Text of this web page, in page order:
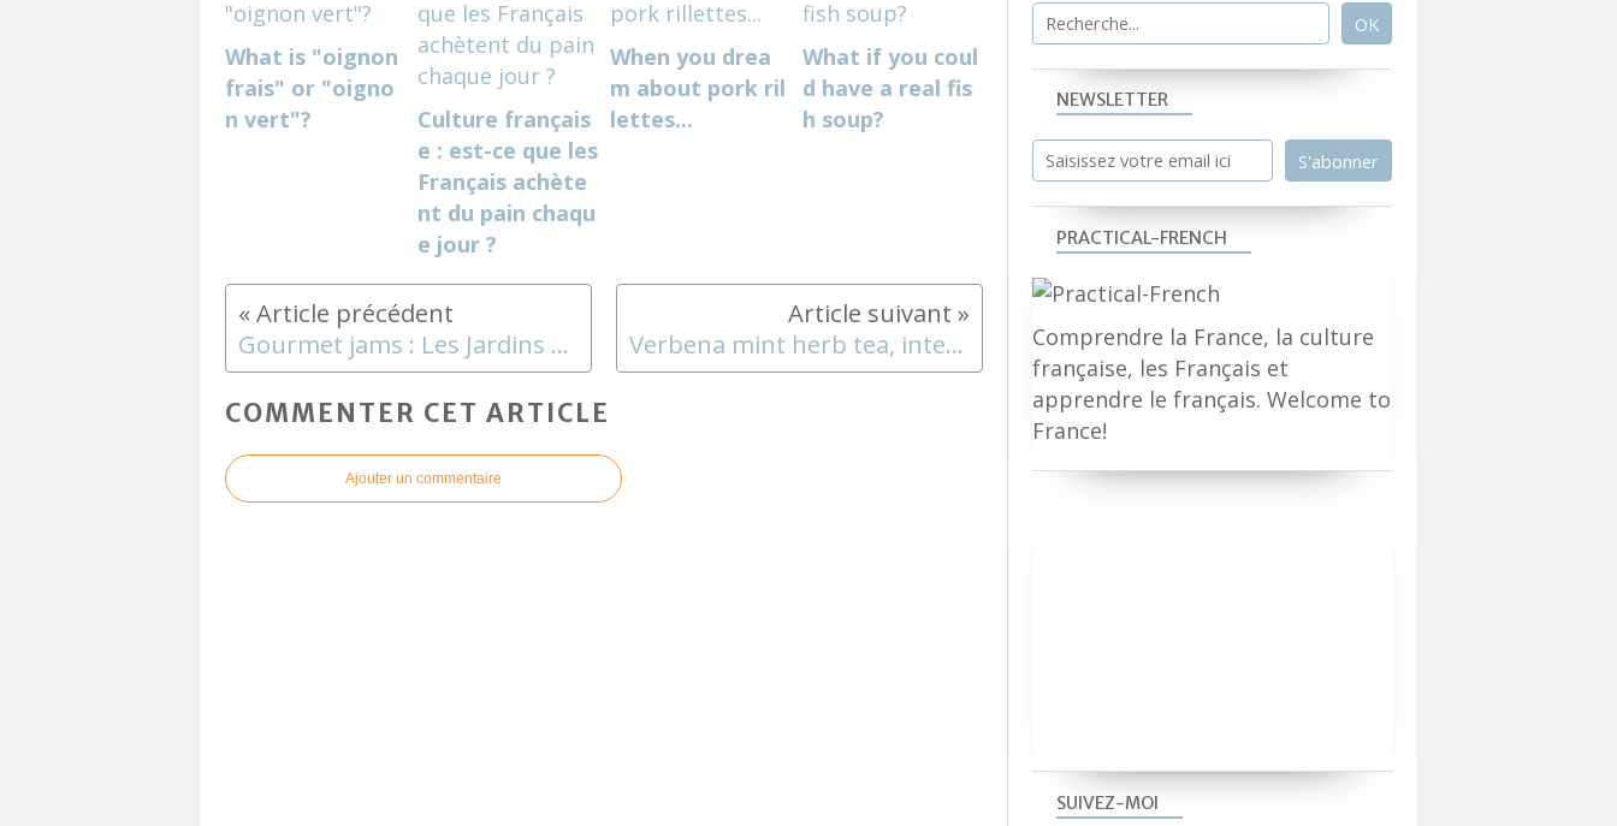
What is "oignon
frais" or "oigno
n vert"?
Culture français
e : est-ce que les
Français achète
nt du pain chaqu
e jour ?
When you drea
m about pork ril
lettes...
What if you coul
d have a real fis
h soup?
Gourmet jams : Les Jardins de Marie Verbena mint herb tea, international delivery !
COMMENTER CET ARTICLE
Ajouter un commentaire
NEWSLETTER
SUIVEZ-MOI
PRACTICAL-FRENCH
Comprendre la France, la culture
française, les Français et
apprendre le français. Welcome to
France!